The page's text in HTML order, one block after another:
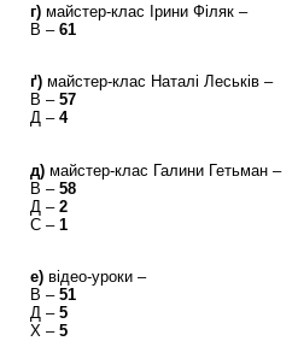
г)майстер-клас Ірини Філяк –
В – 61
ґ)майстер-клас Наталі Леськів –
В – 57
Д – 4
д)майстер-клас Галини Гетьман –
В – 58
Д – 2
С – 1
е)відео-уроки –
В – 51
Д – 5
Х – 5